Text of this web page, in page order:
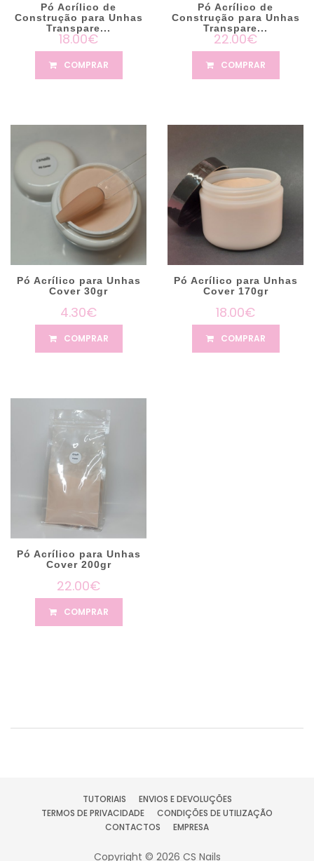
Pó Acrílico de
Construção para Unhas
Transpare...
18.00€
COMPRAR
Pó Acrílico de
Construção para Unhas
Transpare...
22.00€
COMPRAR
Pó Acrílico para Unhas
Cover 30gr
4.30€
COMPRAR
Pó Acrílico para Unhas
Cover 170gr
18.00€
COMPRAR
Pó Acrílico para Unhas
Cover 200gr
22.00€
COMPRAR
TUTORIAIS
ENVIOS E DEVOLUÇÕES
TERMOS DE PRIVACIDADE
CONDIÇÕES DE UTILIZAÇÃO
CONTACTOS
EMPRESA
Copyright © 2026 CS Nails